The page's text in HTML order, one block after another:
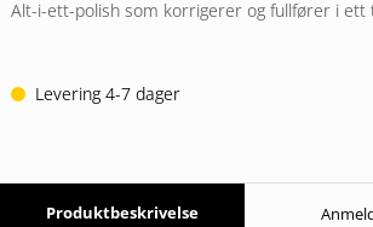
249 NOK.
191 NOK.
Alt-i-ett-polish som korrigerer og fullfører i ett
Levering 4-7 dager
Produktbeskrivelse